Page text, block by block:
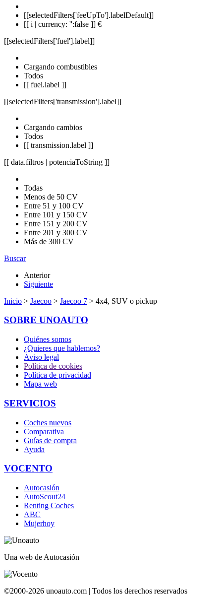
[[selectedFilters['feeUpTo'].labelDefault]]
[[ i | currency: '':false ]] €
[[selectedFilters['fuel'].label]]
Cargando combustibles
Todos
[[ fuel.label ]]
[[selectedFilters['transmission'].label]]
Cargando cambios
Todos
[[ transmission.label ]]
[[ data.filtros | potenciaToString ]]
Todas
Menos de 50 CV
Entre 51 y 100 CV
Entre 101 y 150 CV
Entre 151 y 200 CV
Entre 201 y 300 CV
Más de 300 CV
Buscar
Anterior
Siguiente
Inicio > Jaecoo > Jaecoo 7 > 4x4, SUV o pickup
SOBRE UNOAUTO
Quiénes somos
¿Quieres que hablemos?
Aviso legal
Política de cookies
Política de privacidad
Mapa web
SERVICIOS
Coches nuevos
Comparativa
Guías de compra
Ayuda
VOCENTO
Autocasión
AutoScout24
Renting Coches
ABC
Mujerhoy
Una web de Autocasión
©2000-2026 unoauto.com | Todos los derechos reservados